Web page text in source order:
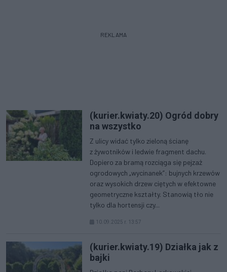
REKLAMA
(kurier.kwiaty.20) Ogród dobry
na wszystko
Z ulicy widać tylko zieloną ścianę
z żywotników i ledwie fragment dachu.
Dopiero za bramą rozciąga się pejzaż
ogrodowych „wycinanek”: bujnych krzewów
oraz wysokich drzew ciętych w efektowne
geometryczne kształty. Stanowią tło nie
tylko dla hortensji czy...
10.09.2025 r. 13:57
(kurier.kwiaty.19) Działka jak z
bajki